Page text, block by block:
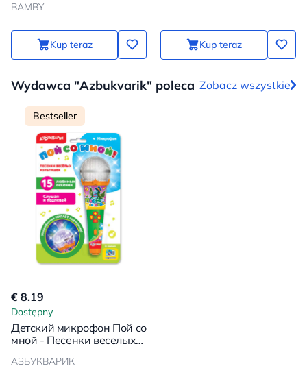
BAMBY
Kup teraz Kup teraz
Wydawca "Azbukvarik" poleca Zobacz wszystkie
Bestseller
€ 8.19
Dostępny
Детский микрофон Пой со
мной - Песенки веселых
АЗБУКВАРИК